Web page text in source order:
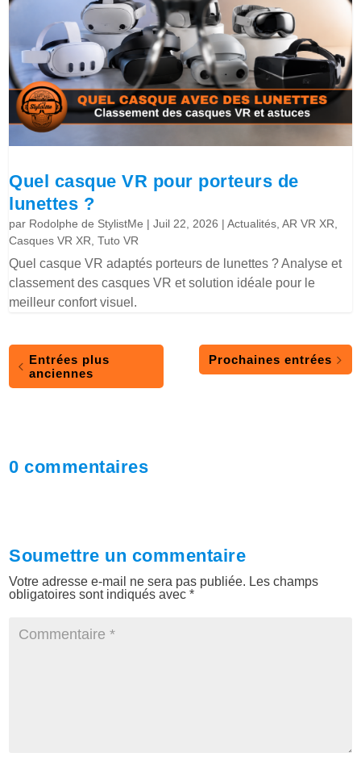
Quel casque VR pour porteurs de
lunettes ?
par Rodolphe de StylistMe |Juil 22, 2026 |Actualités ,AR VR XR
Casques VR XR ,Tuto VR
Quel casque VR adaptés porteurs de lunettes ? Analyse et
classement des casques VR et solution idéale pour le
meilleur confort visuel.
Entrées plus
anciennes
Prochaines entrées
0 commentaires
Soumettre un commentaire
Votre adresse e-mail ne sera pas publiée. Les champs
obligatoires sont indiqués avec*